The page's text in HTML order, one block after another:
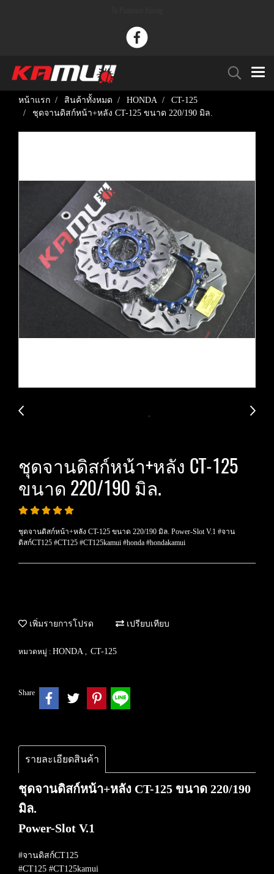
หน้าแรก สินค้าทั้งหมด HONDA
CT-125
ชุดจานดิสก์หน้า+หลัง CT-125 ขนาด 220/190 มิล.
ชุดจานดิสก์หน้า+หลัง CT-125
ขนาด 220/190 มิล.
ชุดจานดิสก์หน้า+หลัง CT-125 ขนาด 220/190 มิล. Power-Slot V.1 #จาน
ดิสก์CT125 #CT125 #CT125kamui #honda #hondakamui
เพิ่มรายการโปรด เปรียบเทียบ
หมวดหมู่ : HONDA , CT-125
Share
รายละเอียดสินค้า
ชุดจานดิสก์หน้า+หลัง CT-125 ขนาด 220/190
มิล.
Power-Slot V.1
#จานดิสก์CT125
#CT125 #CT125kamui